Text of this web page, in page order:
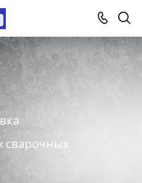
сварочных